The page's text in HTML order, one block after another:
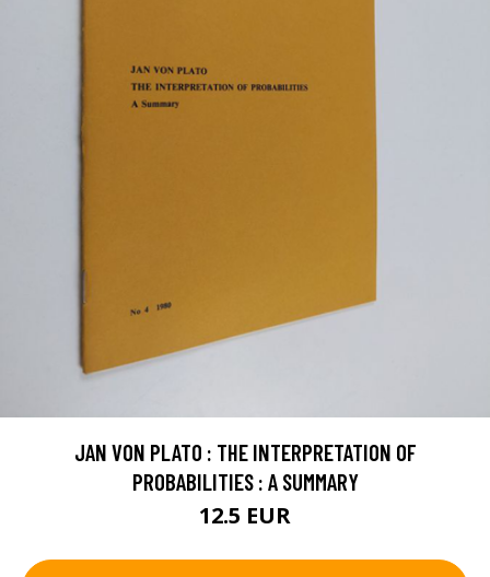
JAN VON PLATO : THE INTERPRETATION OF
PROBABILITIES : A SUMMARY
12.5 EUR